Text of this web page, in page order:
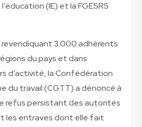
(IE) et la FGESRS
3.000 adhérents
du pays et dans
d’activité, la Confédération
du travail (CGTT) a dénoncé à
refus persistant des autorités
les entraves dont elle fait